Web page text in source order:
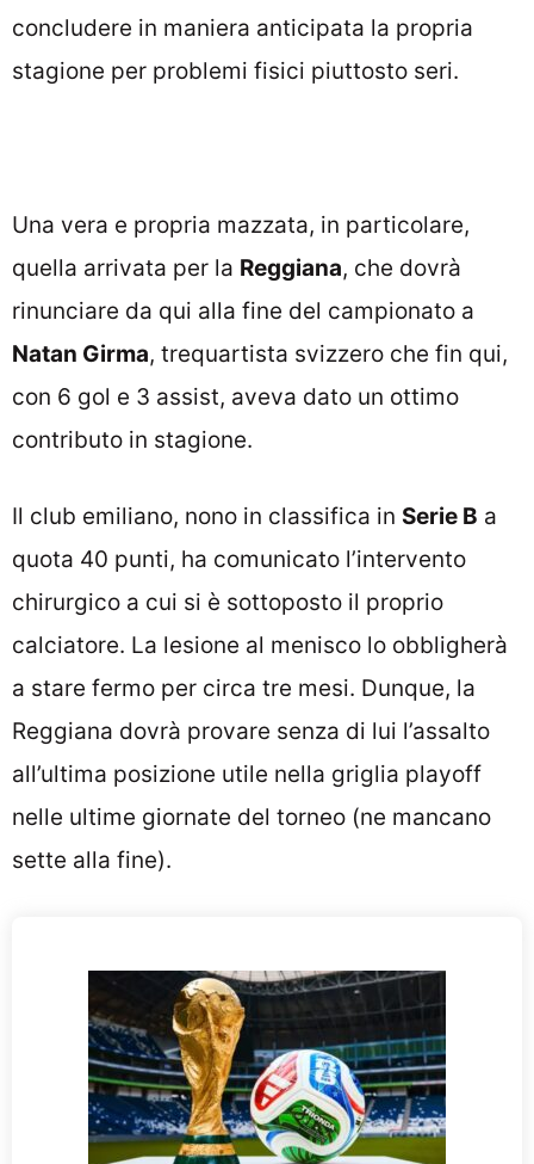
concludere in maniera anticipata la propria
stagione per problemi fisici piuttosto seri.
Una vera e propria mazzata, in particolare,
quella arrivata per la Reggiana, che dovrà
rinunciare da qui alla fine del campionato a
Natan Girma, trequartista svizzero che fin qui,
con 6 gol e 3 assist, aveva dato un ottimo
contributo in stagione.
Il club emiliano, nono in classifica in Serie B a
quota 40 punti, ha comunicato l’intervento
chirurgico a cui si è sottoposto il proprio
calciatore. La lesione al menisco lo obbligherà
a stare fermo per circa tre mesi. Dunque, la
Reggiana dovrà provare senza di lui l’assalto
all’ultima posizione utile nella griglia playoff
nelle ultime giornate del torneo (ne mancano
sette alla fine).